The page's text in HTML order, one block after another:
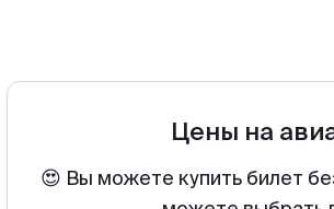
Цены на
😍 Вы можете купить билет